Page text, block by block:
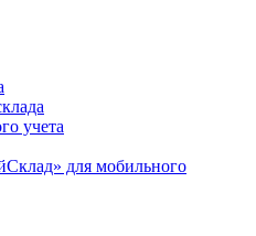
учета
для мобильного